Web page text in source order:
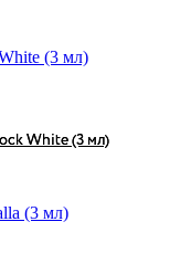
White (3 мл)